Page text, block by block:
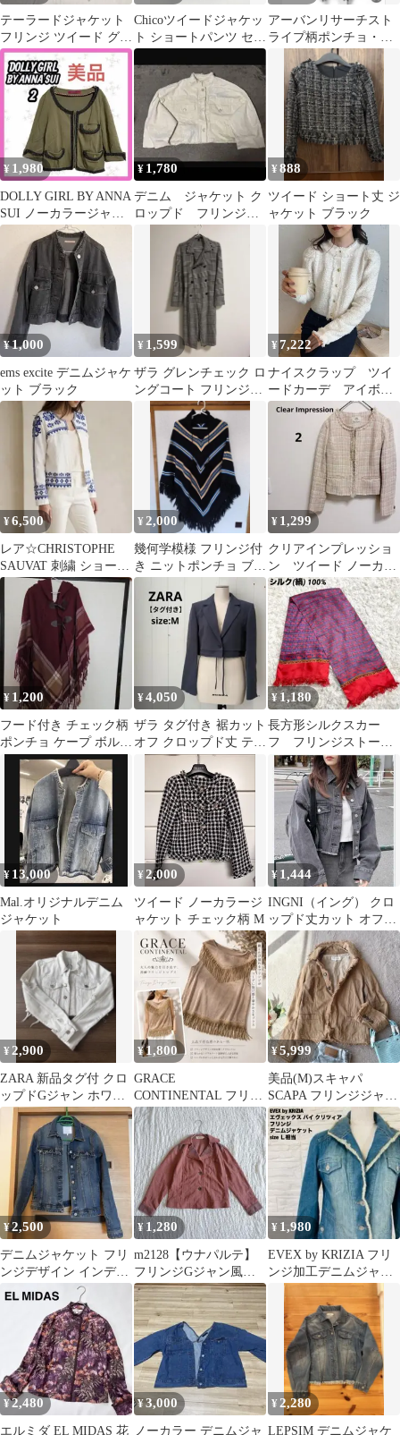
テーラードジャケット
フリンジ ツイード グレ
ー 上品 大人カジュアル
トラッド
Chicoツイードジャケッ
ト ショートパンツ セッ
トアップ ブラック×ホ
ワイト
アーバンリサーチスト
ライプ柄ポンチョ・ケ
ープコートA12
¥ 1,980
DOLLY GIRL BY ANNA
SUI ノーカラージャケ
ット ループ 羽織
¥ 1,780
デニム ジャケット ク
ロップド フリンジ
切りっぱなし 生成
り エクリュ
¥888
ツイード ショート丈 ジ
ャケット ブラック
¥1,000
ems excite デニムジャケ
ット ブラック
¥ 1,599
ザラ グレンチェック ロ
ングコート フリンジ袖
テーラード M 黒白 お
出かけ
¥7,222
ナイスクラップ ツイ
ードカーデ アイボリ
ー
¥6,500
レア☆CHRISTOPHE
SAUVAT 刺繍 ショート
ジャケット 白 フリンジ
¥ 2,000
幾何学模様 フリンジ付
き ニットポンチョ ブラ
ック
¥ 1,299
クリアインプレッショ
ン ツイード ノーカラ
ージャケット ベージ
ュ系 ウール 総柄
¥ 1,200
フード付き チェック柄
ポンチョ ケープ ボルド
¥4,050
ザラ タグ付き 裾カット
オフ クロップド丈 テー
ラードジャケット M グ
¥1,180
長方形シルクスカー
フ フリンジストー
ル ショール ピン
ク 首巻き
¥ 13,000
Mal.オリジナルデニム
ジャケット
¥2,000
ツイード ノーカラージ
ャケット チェック柄 M
¥ 1,444
INGNI（イング） クロ
ップド丈カット オフG
ジャン M
¥ 2,900
ZARA 新品タグ付 クロ
ップドGジャン ホワイ
ト XS ダメージ加工
¥1,800
GRACE
CONTINENTAL フリン
ジ ノースリーブ ベージ
ュ 【美品】
¥5,999
美品(M)スキャパ
SCAPA フリンジジャケ
ット 羽織り 上着
ストレッチ
¥2,500
デニムジャケット フリ
ンジデザイン インディ
ゴブルー
¥ 1,280
m2128【ウナパルテ】
フリンジGジャン風ブ
ルゾン ボーダー 綿 ピ
ンク 40
¥ 1,980
EVEX by KRIZIA フリ
ンジ加工デニムジャケ
ット【Ｌ相当】ブルー
401
¥2,480
エルミダ EL MIDAS 花
¥3,000
ノーカラー デニムジャ
¥ 2,280
LEPSIM デニムジャケ